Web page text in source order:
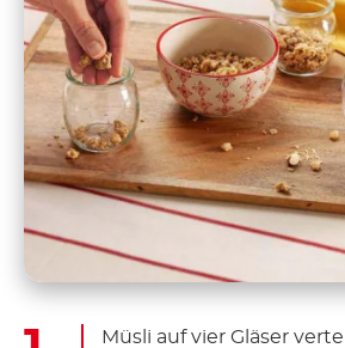
Müsli auf vier Gläser